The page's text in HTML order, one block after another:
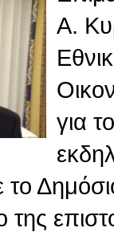
Α.
για
το
της